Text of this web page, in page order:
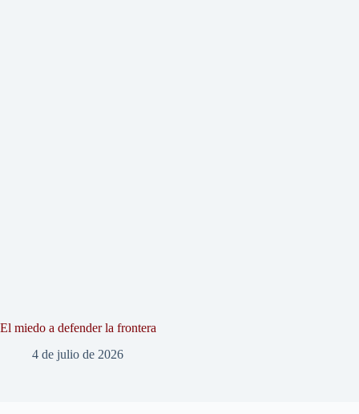
El miedo a defender la frontera
4 de julio de 2026